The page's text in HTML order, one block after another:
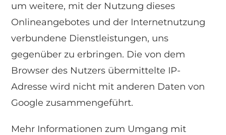
um weitere, mit der Nutzung dieses
Onlineangebotes und der Internetnutzung
verbundene Dienstleistungen, uns
gegenüber zu erbringen. Die von dem
Browser des Nutzers übermittelte IP-
Adresse wird nicht mit anderen Daten von
Google zusammengeführt.
Mehr Informationen zum Umgang mit